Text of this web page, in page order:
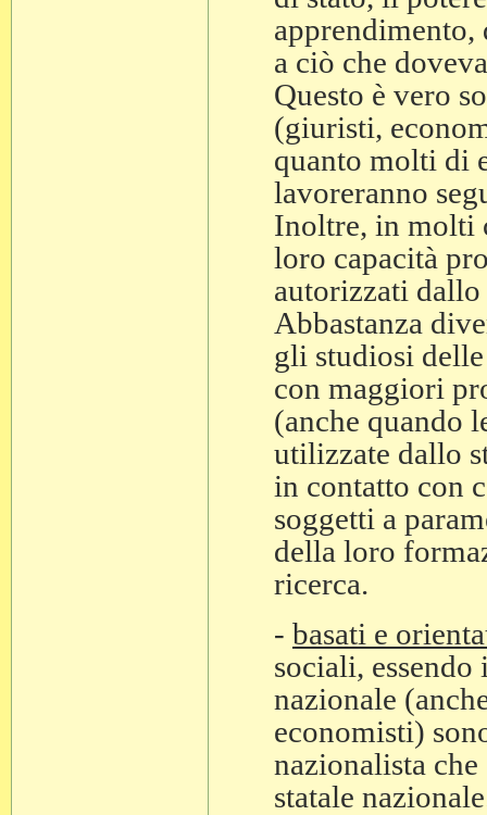
apprendimento,
a ciò che
Questo è vero
(giuristi,
quanto molti di
lavoreranno
Inoltre, in molti
loro capacità
autorizzati dallo
Abbastanza
gli studiosi
con maggiori
(anche quando
utilizzate dallo
in contatto con
soggetti a
della loro
ricerca.
- basati e
sociali,
nazionale
economisti)
nazionalista
statale